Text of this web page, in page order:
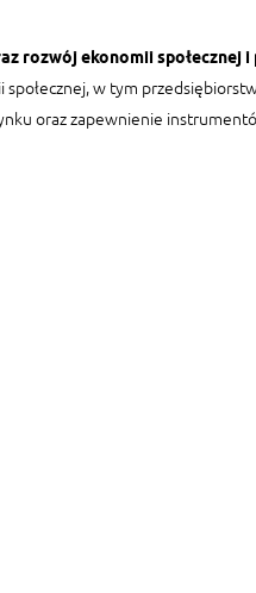
rozwój ekonomii społecznej
w tym
oraz zapewnienie